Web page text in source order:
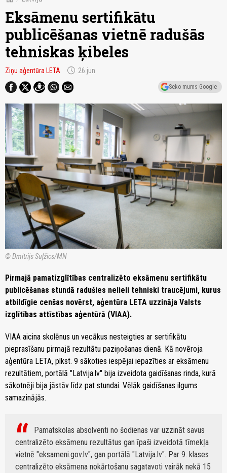
Eksāmenu sertifikātu
publicēšanas vietnē radušās
tehniskas ķibeles
Ziņu aģentūra LETA schedule 26.jun
Seko mums Google
© Dmitrijs Suļžics/MN
Pirmajā pamatizglītības centralizēto eksāmenu sertifikātu
publicēšanas stundā radušies nelieli tehniski traucējumi, kurus
atbildīgie cenšas novērst, aģentūra LETA uzzināja Valsts
izglītības attīstības aģentūrā (VIAA).
VIAA aicina skolēnus un vecākus nesteigties ar sertifikātu
pieprasīšanu pirmajā rezultātu paziņošanas dienā. Kā novēroja
aģentūra LETA, plkst. 9 sākoties iespējai iepazīties ar eksāmenu
rezultātiem, portālā "Latvija.lv" bija izveidota gaidīšanas rinda, kurā
sākotnēji bija jāstāv līdz pat stundai. Vēlāk gaidīšanas ilgums
samazinājās.
Pamatskolas absolventi no šodienas var uzzināt savus
centralizēto eksāmenu rezultātus gan īpaši izveidotā tīmekļa
vietnē "eksameni.gov.lv", gan portālā "Latvija.lv". Par 9. klases
centralizēto eksāmena nokārtošanu sagatavoti vairāk nekā 15